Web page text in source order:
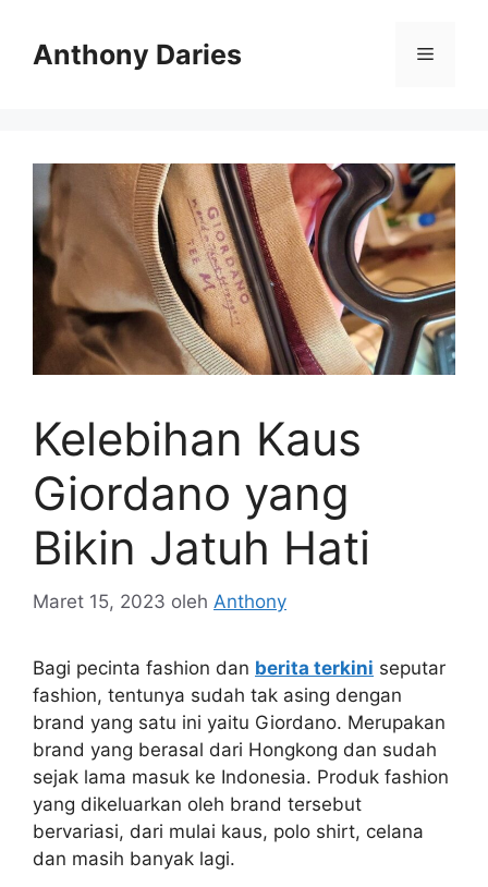
Anthony Daries Menu
Kelebihan Kaus
Giordano yang
Bikin Jatuh Hati
Maret 15, 2023 oleh Anthony
Bagi pecinta fashion dan berita terkini seputar
fashion, tentunya sudah tak asing dengan
brand yang satu ini yaitu Giordano. Merupakan
brand yang berasal dari Hongkong dan sudah
sejak lama masuk ke Indonesia. Produk fashion
yang dikeluarkan oleh brand tersebut
bervariasi, dari mulai kaus, polo shirt, celana
dan masih banyak lagi.